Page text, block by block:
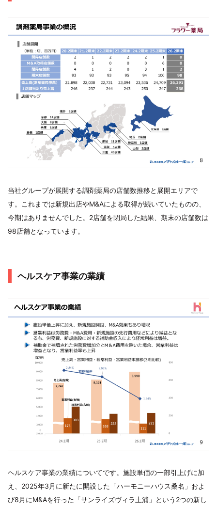
当社グループが展開する調剤薬局の店舗数推移と展開エリアで
す。これまでは新規出店やM&Aによる取得が続いていたものの、
今期はありませんでした。2店舗を閉局した結果、期末の店舗数は
98店舗となっています。
ヘルスケア事業の業績
ヘルスケア事業の業績についてです。施設単価の一部引上げに加
え、2025年3月に新たに開設した「ハーモニーハウス桑名」およ
び8月にM&Aを行った「サンライズヴィラ土浦」という2つの新し